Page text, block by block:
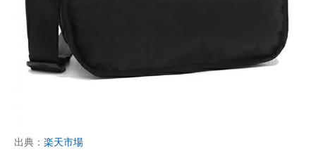
出典： 楽天市場